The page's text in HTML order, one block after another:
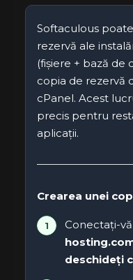
Softaculous
rezervă ale
(fișiere + bază
copia de rezervă
cPanel. Acest
precis pentru
aplicații.
Crearea unei
Conectați-
deschideți